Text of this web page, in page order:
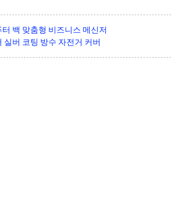
백 맞춤형 비즈니스 메신저
실버 코팅 방수 자전거 커버